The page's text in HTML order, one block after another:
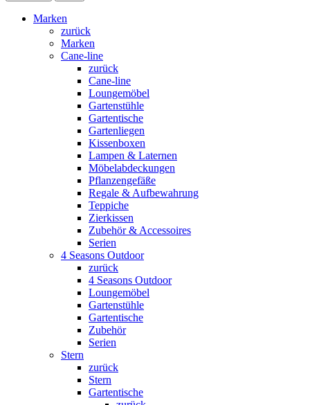
Marken
zurück
Marken
Cane-line
zurück
Cane-line
Loungemöbel
Gartenstühle
Gartentische
Gartenliegen
Kissenboxen
Lampen & Laternen
Möbelabdeckungen
Pflanzengefäße
Regale & Aufbewahrung
Teppiche
Zierkissen
Zubehör & Accessoires
Serien
4 Seasons Outdoor
zurück
4 Seasons Outdoor
Loungemöbel
Gartenstühle
Gartentische
Zubehör
Serien
Stern
zurück
Stern
Gartentische